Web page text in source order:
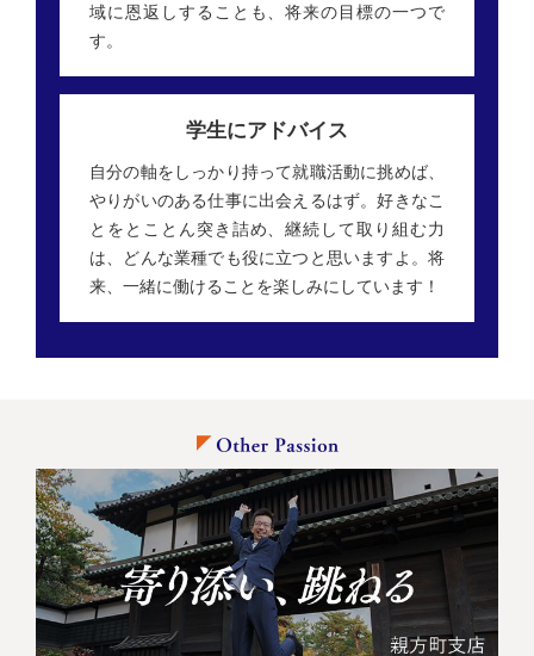
域に恩返しすることも、将来の目標の一つで
す。
学生にアドバイス
自分の軸をしっかり持って就職活動に挑めば、
やりがいのある仕事に出会えるはず。好きなこ
とをとことん突き詰め、継続して取り組む力
は、どんな業種でも役に立つと思いますよ。将
来、一緒に働けることを楽しみにしています！